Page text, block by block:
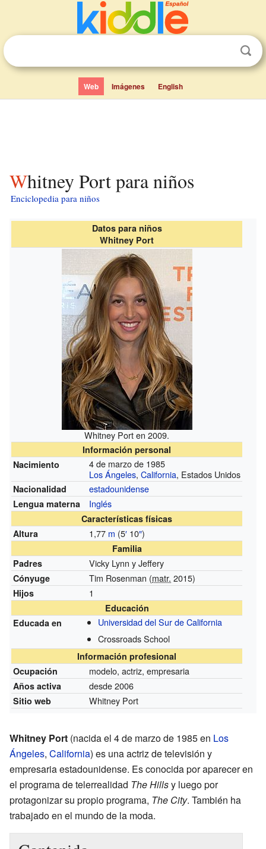
Web Imágenes English
Whitney Port para niños
Enciclopedia para niños
Datos para niños
Whitney Port
Whitney Port en 2009.
Información personal
Nacimiento
4 de marzo de 1985
Los Ángeles,California, Estados Unidos
Nacionalidad estadounidense
Lengua materna Inglés
Características físicas
Altura
1,77 m (5′ 10″)
Familia
Padres
Vicky Lynn y Jeffery
Cónyuge Tim Rosenman (matr. 2015)
Hijos 1
Educación
Educada en
Universidad del Sur de California
Crossroads School
Información profesional
Ocupación
modelo, actriz, empresaria
Años activa desde 2006
Sitio web Whitney Port
Whitney Port (nacida el 4 de marzo de 1985 en Los
Ángeles, California) es una actriz de televisión y
empresaria estadounidense. Es conocida por aparecer en
el programa de telerrealidad The Hillsy luego por
protagonizar su propio programa, The City. También ha
trabajado en el mundo de la moda.